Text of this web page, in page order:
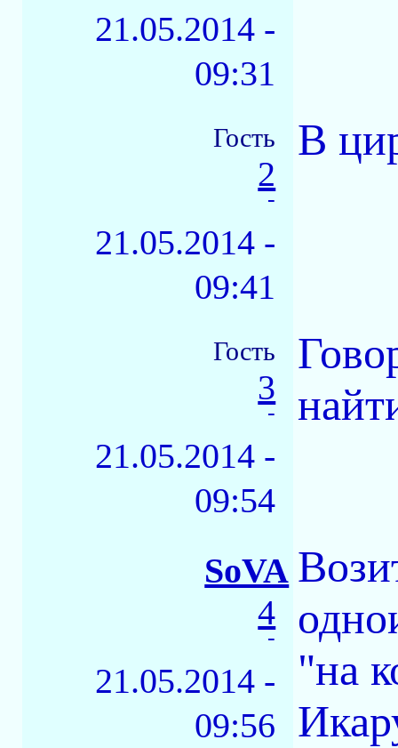
21.05.2014 -
09:31
Гость
2
-
21.05.2014 -
09:41
В
Гость
3
-
21.05.2014 -
09:54
SoVA
4
-
21.05.2014 -
09:56
"на